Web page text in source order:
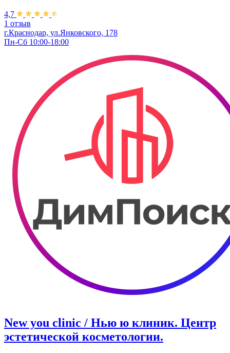
4,7
1 отзыв
г.Краснодар, ул.Янковского, 178
Пн-Сб 10:00-18:00
New you clinic / Нью ю клиник. ​Центр
эстетической косметологии.